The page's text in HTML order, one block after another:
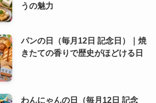
うの魅力
パンの日（毎月12日 記念日）｜焼
きたての香りで歴史がほどける日
わんにゃんの日（毎月12日 記念